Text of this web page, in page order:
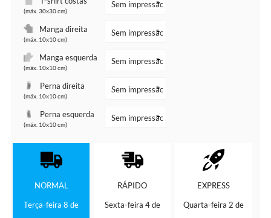
(máx. 30x30 cm)
Manga direita
(máx. 10x10 cm)
Manga esquerda
(máx. 10x10 cm)
Perna direita
(máx. 10x10 cm)
Perna esquerda
(máx. 10x10 cm)
NORMAL
Terça-feira 8 de
RÁPIDO
Sexta-feira 4 de
EXPRESS
Quarta-feira 2 de